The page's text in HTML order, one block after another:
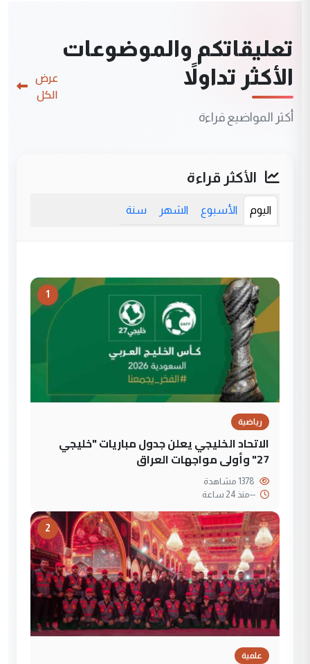
تعليقاتكم والموضوعات
الأكثر تداولاً
أكثر المواضيع قراءة
عرض
الكل
الأكثر قراءة
اليوم الأسبوع الشهر سنة
1
رياضية
الاتحاد الخليجي يعلن جدول مباريات "خليجي
27" وأولى مواجهات العراق
--منذ 24 ساعة
2
علمية